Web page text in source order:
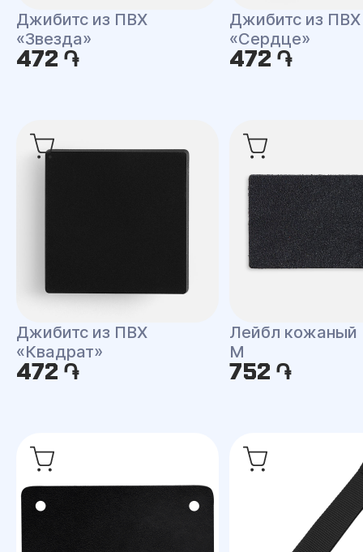
Джибитс из ПВХ
«Звезда»
472 ֏
Джибитс из ПВХ
«Сердце»
472 ֏
Джибитс из ПВХ
«Квадрат»
472 ֏
Лейбл кожаный
M
752 ֏